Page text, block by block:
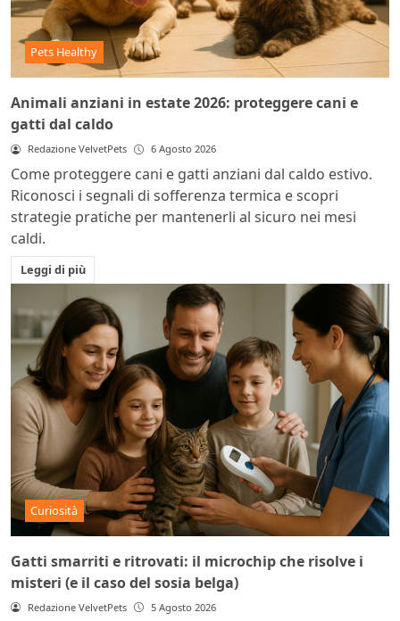
Pets Healthy
Animali anziani in estate 2026: proteggere cani e
gatti dal caldo
Redazione VelvetPets 6 Agosto 2026
Come proteggere cani e gatti anziani dal caldo estivo.
Riconosci i segnali di sofferenza termica e scopri
strategie pratiche per mantenerli al sicuro nei mesi
caldi.
Leggi di più
Curiosità
Gatti smarriti e ritrovati: il microchip che risolve i
misteri (e il caso del sosia belga)
Redazione VelvetPets 5 Agosto 2026